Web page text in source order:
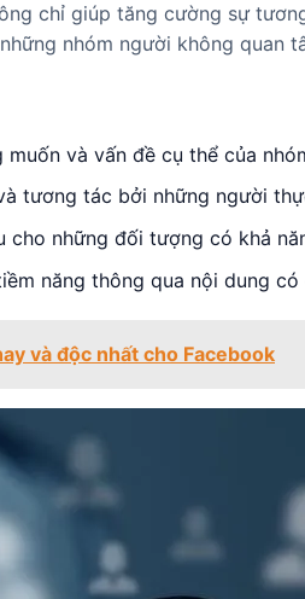
chỉ giúp tăng cường sự
nhóm người không quan
và vấn đề cụ thể của
tương tác bởi những người
những đối tượng có khả
năng thông qua nội dung
và độc nhất cho Facebook